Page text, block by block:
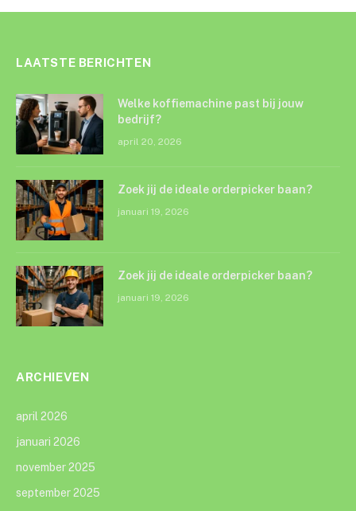
LAATSTE BERICHTEN
Welke koffiemachine past bij jouw
bedrijf?
april 20, 2026
Zoek jij de ideale orderpicker baan?
januari 19, 2026
Zoek jij de ideale orderpicker baan?
januari 19, 2026
ARCHIEVEN
april 2026
januari 2026
november 2025
september 2025